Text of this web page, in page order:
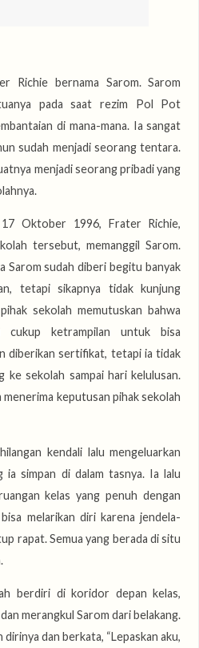
Richie bernama Sarom. Sarom
pada saat rezim Pol Pot
di mana-mana. Ia sangat
sudah menjadi seorang tentara.
menjadi seorang pribadi yang
Oktober 1996, Frater Richie,
tersebut, memanggil Sarom.
Sarom sudah diberi begitu banyak
tetapi sikapnya tidak kunjung
sekolah memutuskan bahwa
cukup ketrampilan untuk bisa
diberikan sertifikat, tetapi ia tidak
ke sekolah sampai hari kelulusan.
menerima keputusan pihak sekolah
kendali lalu mengeluarkan
ia simpan di dalam tasnya. Ia lalu
kelas yang penuh dengan
melarikan diri karena jendela-
rapat. Semua yang berada di situ
berdiri di koridor depan kelas,
merangkul Sarom dari belakang.
dan berkata, “Lepaskan aku,